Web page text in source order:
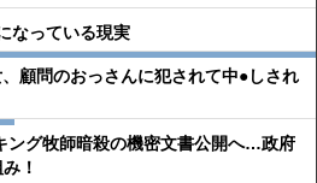
なっている現実
、顧問のおっさんに犯されて中●︎しされ
ング牧師暗殺の機密文書公開へ…政府
！